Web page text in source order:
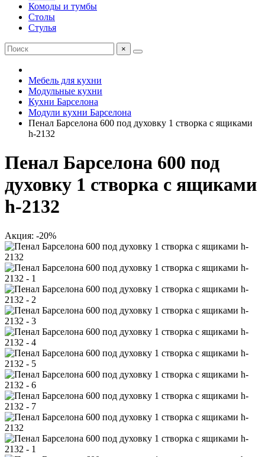
Комоды и тумбы
Столы
Стулья
×
Мебель для кухни
Модульные кухни
Кухни Барселона
Модули кухни Барселона
Пенал Барселона 600 под духовку 1 створка c ящиками
h-2132
Пенал Барселона 600 под
духовку 1 створка c ящиками
h-2132
Акция: -20%